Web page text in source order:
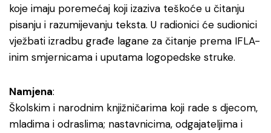
koje imaju poremećaj koji izaziva teškoće u čitanju
pisanju i razumijevanju teksta. U radionici će sudionici
vježbati izradbu građe lagane za čitanje prema IFLA-
inim smjernicama i uputama logopedske struke.
Namjena:
Školskim i narodnim knjižničarima koji rade s djecom,
mladima i odraslima; nastavnicima, odgajateljima i